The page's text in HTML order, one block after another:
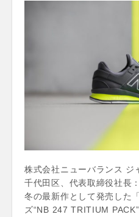
株式会社ニューバランス ジ
千代田区、代表取締役社長
冬の最新作として発売した
ズ“NB 247 TRITIUM